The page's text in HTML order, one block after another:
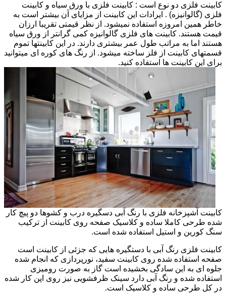
کابینت فلزی دو نوع است : کابینت فلزی با ورق سیاه و کابینت
فلزی (گالوانیزه) . ایرادات این کابینت از مزایای آن بیشتر است به
خاطر همین امروزه استفاده نمیشود. از نظر قیمتی تقریبا ارزان
قیمت هستند. کابینت های فلزی گالوانیزه کمی گرانتر از ورق سیاه
هستند اما به مراتب طول عمر بیشتری دارند. در این کابینتها تموم
قسمتهای کابینت از فلز ساخته میشود. از رنگ های کوره ای میتوانید
برای این کابینت ها استفاده کنید.
کابینت آشپزخانه فلزی با رنگ آبی دسگیره درب و کشوها دو پیچ کار
شده طرحی کاملا ساده و کلاسیک صفحه روی کابینت از ترکیب
سنگ کورین و استیل استفاده شده است.
کابینت فلزی رنگ آبی با دستگیره هایی که جزئی از کابینت است
صفحه استفاده شده روی کابینت سفید، نورپردازی که انجام شده
جلوه ای به این سادگی بخشیده است گاز به صورت رومیزی
استفاده شده و رنگ آبی دارد سینک ظرفشویی نیز روی اپن کار شده
در کل طرحی ساده و کلاسیک است.